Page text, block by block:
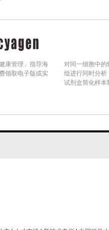
康管理」指导海
领取电子版或实
对同一细胞中的
组进行同时分析
试剂盒简化样本